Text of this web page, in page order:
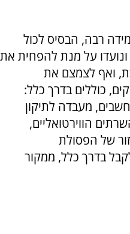
רבה, הבסיס לכול
על מנת להפחית את
ואף לצמצם את
כוללים בדרך כלל:
מעבדה לתיקון
הווירטואליים,
של הפסולת
בדרך כלל, ממקור